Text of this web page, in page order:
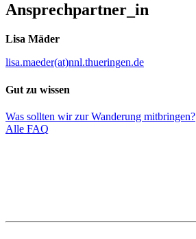
Ansprechpartner_in
Lisa Mäder
lisa.maeder(at)nnl.thueringen.de
Gut zu wissen
Was sollten wir zur Wanderung mitbringen?
Alle FAQ